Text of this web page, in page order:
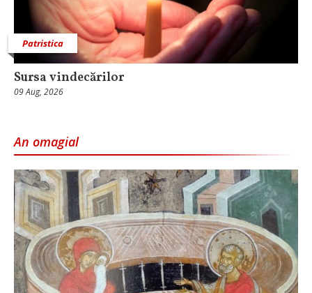
Patristica
Sursa vindecărilor
09 Aug, 2026
An omagial